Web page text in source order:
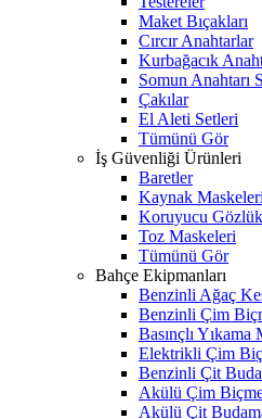
Maket Bıçakları
Cırcır Anahtarlar
Kurbağacık
Somun Anahtarı
Çakılar
El Aleti Setleri
Tümünü Gör
İş Güvenliği Ürünleri
Baretler
Kaynak Maskeleri
Koruyucu
Toz Maskeleri
Tümünü Gör
Bahçe Ekipmanları
Benzinli Ağaç
Benzinli Çim
Basınçlı Yıkama
Elektrikli Çim
Benzinli Çit
Akülü Çim
Akülü Çit